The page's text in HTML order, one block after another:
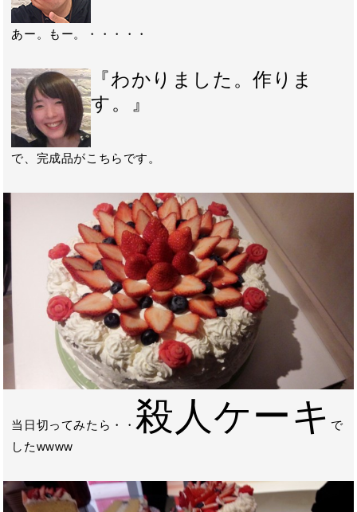
あー。もー。・・・・・
『わかりました。作りま
す。』
で、完成品がこちらです。
当日切ってみたら・・殺人ケーキ で
したwwww